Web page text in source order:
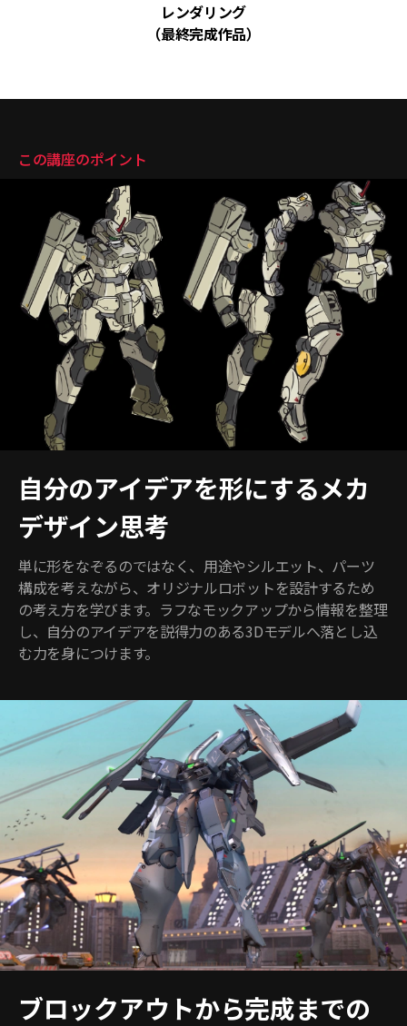
レンダリング
（最終完成作品）
この講座のポイント
自分のアイデアを形にするメカ
デザイン思考
単に形をなぞるのではなく、用途やシルエット、パーツ
構成を考えながら、オリジナルロボットを設計するため
の考え方を学びます。ラフなモックアップから情報を整理
し、自分のアイデアを説得力のある3Dモデルへ落とし込
む力を身につけます。
ブロックアウトから完成までの